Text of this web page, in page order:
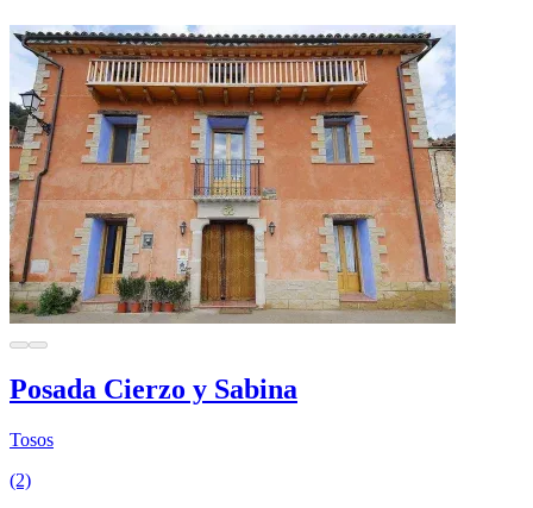
Posada Cierzo y Sabina
Tosos
(2)